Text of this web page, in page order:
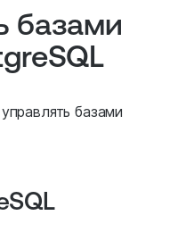
базами
базами